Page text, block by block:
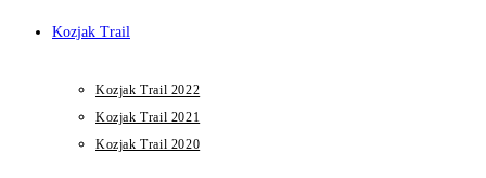
Kozjak Trail
Kozjak Trail 2022
Kozjak Trail 2021
Kozjak Trail 2020